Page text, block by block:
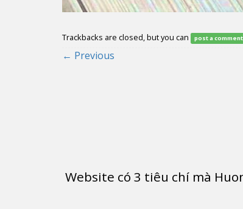
Trackbacks are closed, but you can post a comment
← Previous
Website có 3 tiêu chí mà